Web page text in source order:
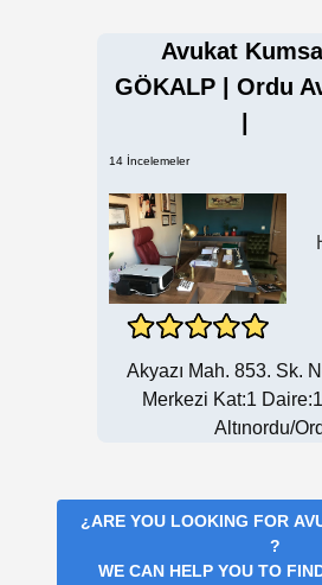
Avukat
GÖKALP | Ordu
14 İncelemeler
Akyazı Mah. 853. Sk.
Merkezi Kat:1
Altınordu/
¿ARE YOU LOOKING FOR
?
WE CAN HELP YOU TO